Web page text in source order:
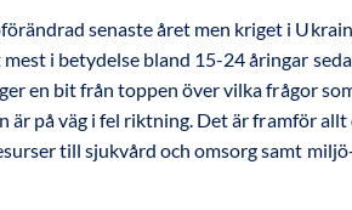
senaste året men kriget i
i betydelse bland 15-24 åringar
en bit från toppen över vilka frågor
på väg i fel riktning. Det är framför
till sjukvård och omsorg samt